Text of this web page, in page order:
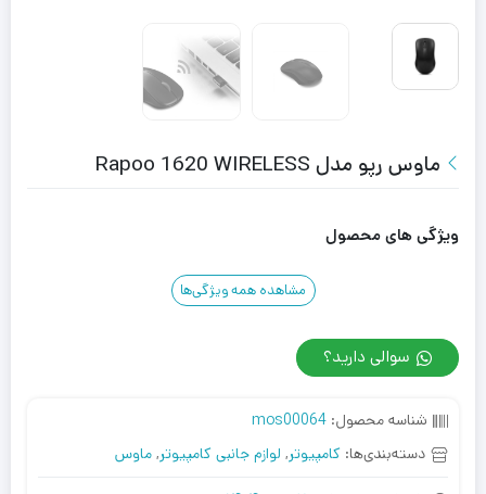
ماوس رپو مدل Rapoo 1620 WIRELESS
ویژگی های محصول
مشاهده همه ویژگی‌ها
سوالی دارید؟
شناسه محصول: mos00064
دسته‌بندی‌ها: کامپیوتر, لوازم جانبی کامپیوتر, ماوس